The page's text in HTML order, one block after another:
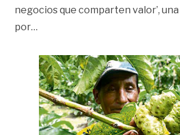
negocios que comparten valor’,
por…